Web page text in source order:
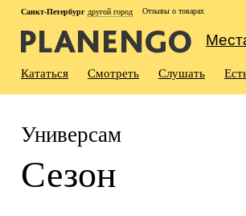
Санкт-Петербург другой город Отзывы о товарах
Кататься Смотреть Слушать
Универсам
Сезон